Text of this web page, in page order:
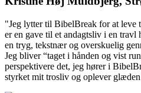
"Jeg lytter til BibelBreak for at
er en gave til et andagtsliv i en
en tryg, tekstnær og overskuelig
Jeg bliver “taget i hånden og vist
perspektivere det, jeg hører i
styrket mit trosliv og oplever